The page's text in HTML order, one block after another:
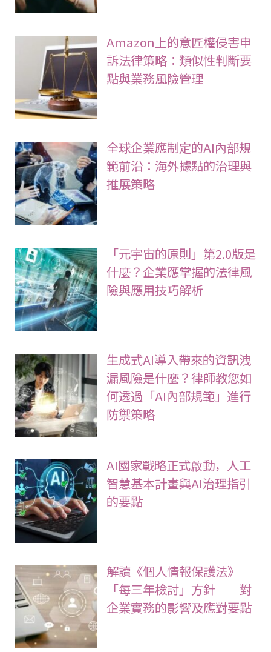
Amazon上的意匠權侵害申
訴法律策略：類似性判斷要
點與業務風險管理
全球企業應制定的AI內部規
範前沿：海外據點的治理與
推展策略
「元宇宙的原則」第2.0版是
什麼？企業應掌握的法律風
險與應用技巧解析
生成式AI導入帶來的資訊洩
漏風險是什麼？律師教您如
何透過「AI內部規範」進行
防禦策略
AI國家戰略正式啟動，人工
智慧基本計畫與AI治理指引
的要點
解讀《個人情報保護法》
「每三年檢討」方針──對
企業實務的影響及應對要點